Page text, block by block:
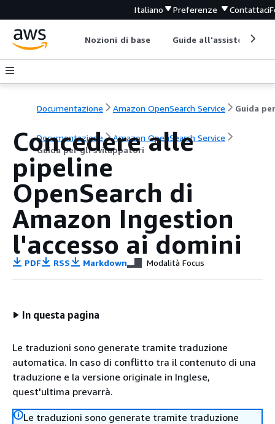
Italiano Preferenze Contattaci
Nozioni di base Guide all'assistenza
Documentazione Amazon OpenSearch Service
Documentazione
Amazon OpenSearch Service
Guida per gli sviluppatori
Concedere alle
pipeline
OpenSearch di
Amazon Ingestion
l'accesso ai domini
PDF RSS Markdown Modalità Focus
In questa pagina
Le traduzioni sono generate tramite traduzione
automatica. In caso di conflitto tra il contenuto di una
traduzione e la versione originale in Inglese,
quest'ultima prevarrà.
Le traduzioni sono generate tramite traduzione